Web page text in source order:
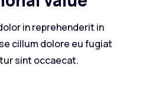
in reprehenderit in
cillum dolore eu fugiat
sint occaecat.